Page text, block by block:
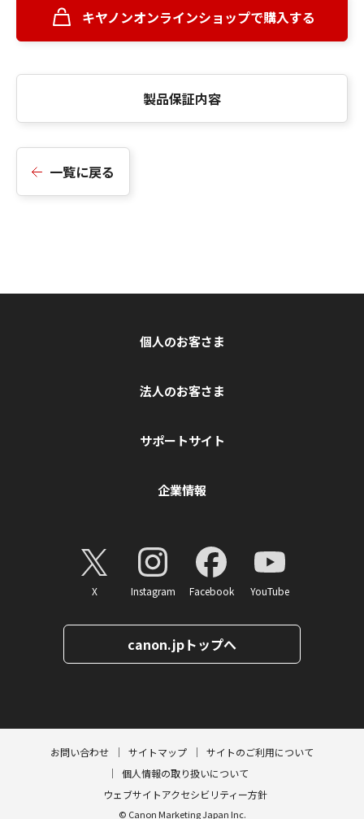
キヤノンオンラインショップで購入する
製品保証内容
一覧に戻る
個人のお客さま
法人のお客さま
サポートサイト
企業情報
X Instagram Facebook YouTube
canon.jpトップへ
お問い合わせ サイトマップ
サイトのご利用について
個人情報の取り扱いについて
ウェブサイトアクセシビリティー方針
© Canon Marketing Japan Inc.